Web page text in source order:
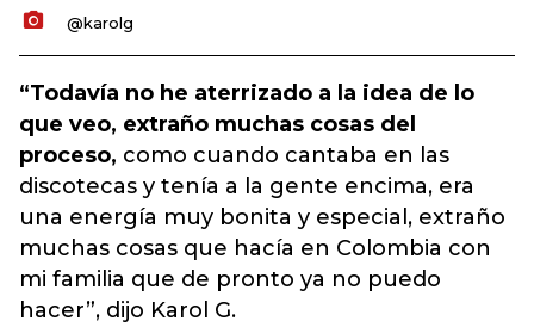
@karolg
“Todavía no he aterrizado a la idea de lo
que veo, extraño muchas cosas del
proceso, como cuando cantaba en las
discotecas y tenía a la gente encima, era
una energía muy bonita y especial, extraño
muchas cosas que hacía en Colombia con
mi familia que de pronto ya no puedo
hacer”, dijo Karol G.